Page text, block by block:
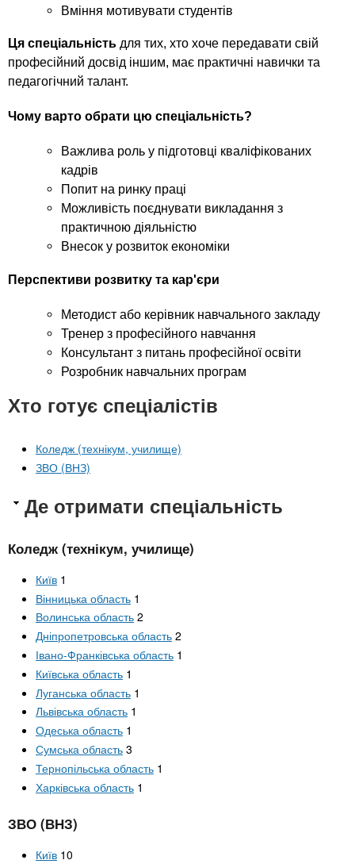
f
o
Вміння мотивувати студентів
Ця спеціальність для тих, хто хоче передавати свій
професійний досвід іншим, має практичні навички та
педагогічний талант.
Чому варто обрати цю спеціальність?
Важлива роль у підготовці кваліфікованих
кадрів
Попит на ринку праці
Можливість поєднувати викладання з
практичною діяльністю
Внесок у розвиток економіки
Перспективи розвитку та кар'єри
Методист або керівник навчального закладу
Тренер з професійного навчання
Консультант з питань професійної освіти
Розробник навчальних програм
Хто готує спеціалістів
Коледж (технікум, училище)
ЗВО (ВНЗ)
Де отримати спеціальність
Коледж (технікум, училище)
Київ 1
Вінницька область 1
Волинська область 2
Дніпропетровська область 2
Івано-Франківська область 1
Київська область 1
Луганська область 1
Львівська область 1
Одеська область 1
Сумська область 3
Тернопільська область 1
Харківська область 1
ЗВО (ВНЗ)
Київ 10